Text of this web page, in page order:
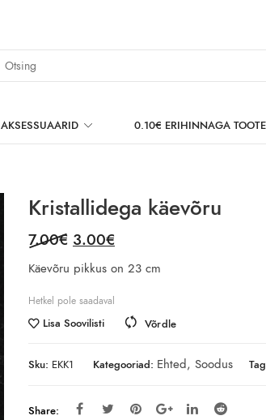
AKSESSUAARID 0.10€ ERIHINNAGA
Kristallidega käevõru
7.00€ Original
price
was:
7.00€.
3.00€
price
Käevõru pikkus on 23 cm
Hetkel pole saadaval
Lisa Soovilisti Võrdle
Sku: EKK1 Kategooriad: Ehted, Soodus
Share: